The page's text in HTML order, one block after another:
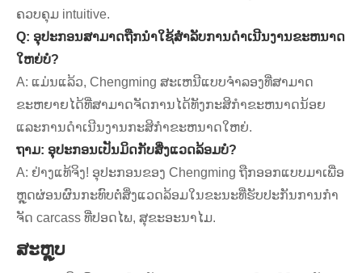
ຄວບຄຸມ intuitive.
Q: ອຸປະກອນສາມາດຖືກນໍາໃຊ້ສໍາລັບການດໍາເນີນງານຂະຫນາດ
ໃຫຍ່ບໍ?
A: ແມ່ນແລ້ວ, Chengming ສະເຫນີແບບຈໍາລອງທີ່ສາມາດ
ຂະຫຍາຍໄດ້ທີ່ສາມາດຈັດການໄດ້ທັງກະສິກໍາຂະຫນາດນ້ອຍ
ແລະການດໍາເນີນງານກະສິກໍາຂະຫນາດໃຫຍ່.
ຖາມ: ອຸປະກອນເປັນມິດກັບສິ່ງແວດລ້ອມບໍ?
A: ຢ່າງແທ້ຈິງ! ອຸປະກອນຂອງ Chengming ຖືກອອກແບບມາເພື່ອ
ຫຼຸດຜ່ອນຜົນກະທົບຕໍ່ສິ່ງແວດລ້ອມໃນຂະນະທີ່ຮັບປະກັນການກໍາ
ຈັດ carcass ທີ່ປອດໄພ, ສຸຂະອະນາໄມ.
ສະຫຼຸບ